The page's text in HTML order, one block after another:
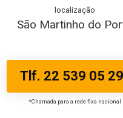
localização
São Martinho do
Tlf. 22 539 05
*Chamada para a rede fixa nacional